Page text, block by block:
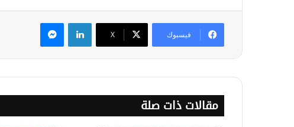
فيسبوك ‫X
لينكدإن ماسنجر
مقالات ذات صلة